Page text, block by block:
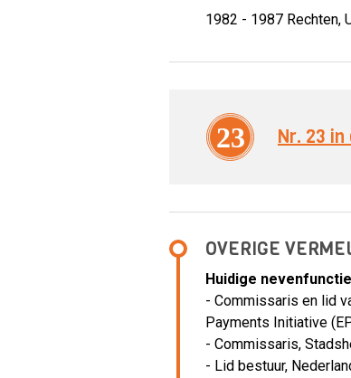
1982 - 1987 Rechten,
23 Nr. 23
OVERIGE
Huidige
- Commissaris en lid
Payments Initiative
- Commissaris,
- Lid bestuur,